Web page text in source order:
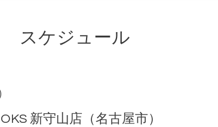
スケジュール
新守山店（名古屋市）